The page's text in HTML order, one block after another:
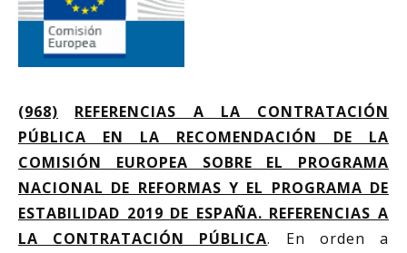
(968)
REFERENCIAS A LA CONTRATACIÓN
PÚBLICA EN LA RECOMENDACIÓN DE LA
COMISIÓN EUROPEA SOBRE EL PROGRAMA
NACIONAL DE REFORMAS Y EL PROGRAMA DE
ESTABILIDAD 2019 DE ESPAÑA. REFERENCIAS A
LA CONTRATACIÓN PÚBLICA. En orden a